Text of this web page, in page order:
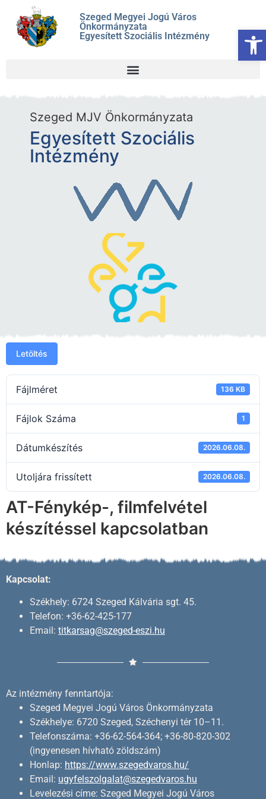
Szeged Megyei Jogú Város
Önkormányzata
Egyesített Szociális Intézmény
Szeged MJV Önkormányzata
Egyesített Szociális
Intézmény
Letöltés
Fájlméret 136 KB
Fájlok Száma 1
Dátumkészítés 2026.06.08.
Utoljára frissített 2026.06.08.
AT-Fénykép-, filmfelvétel
készítéssel kapcsolatban
Kapcsolat:
Székhely: 6724 Szeged Kálvária sgt. 45.
Telefon: +36-62-425-177
Email: titkarsag@szeged-eszi.hu
Az intézmény fenntartója:
Szeged Megyei Jogú Város Önkormányzata
Székhelye: 6720 Szeged, Széchenyi tér 10–11.
Telefonszáma: +36-62-564-364; +36-80-820-302
(ingyenesen hívható zöldszám)
Honlap: https://www.szegedvaros.hu/
Email: ugyfelszolgalat@szegedvaros.hu
Levelezési címe: Szeged Megyei Jogú Város